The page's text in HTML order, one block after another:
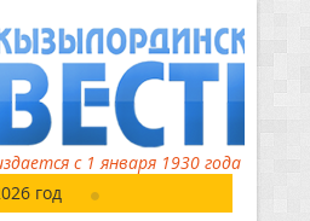
с 1 января 1930 года
год